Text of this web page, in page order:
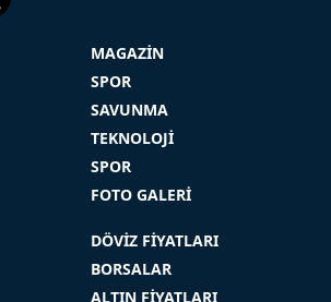
MAGAZİN
SPOR
SAVUNMA
TEKNOLOJİ
SPOR
FOTO GALERİ
DÖVİZ FİYATLARI
BORSALAR
ALTIN FİYATLARI